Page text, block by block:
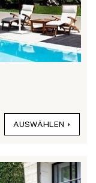
AUSWÄHLEN